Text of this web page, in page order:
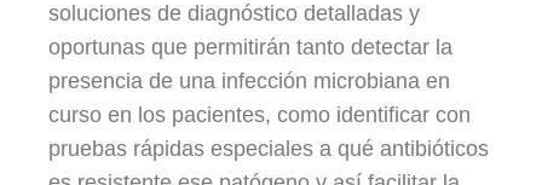
soluciones de diagnóstico detalladas y
oportunas que permitirán tanto detectar la
presencia de una infección microbiana en
curso en los pacientes, como identificar con
pruebas rápidas especiales a qué antibióticos